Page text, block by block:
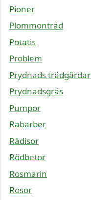
Pioner
Plommonträd
Potatis
Problem
Prydnads trädgårdar
Prydnadsgräs
Pumpor
Rabarber
Rädisor
Rödbetor
Rosmarin
Rosor